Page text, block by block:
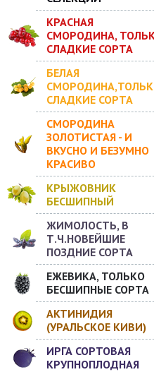
КРАСНАЯ
СМОРОДИНА,
СЛАДКИЕ СОРТА
БЕЛАЯ
СЛАДКИЕ СОРТА
СМОРОДИНА
ЗОЛОТИСТАЯ - И
ВКУСНО И БЕЗУМНО
КРАСИВО
КРЫЖОВНИК
БЕСШИПНЫЙ
ЖИМОЛОСТЬ, В
Т.Ч.НОВЕЙШИЕ
ПОЗДНИЕ СОРТА
ЕЖЕВИКА, ТОЛЬКО
БЕСШИПНЫЕ СОРТА
АКТИНИДИЯ
(УРАЛЬСКОЕ КИВИ)
ИРГА СОРТОВАЯ
КРУПНОПЛОДНАЯ